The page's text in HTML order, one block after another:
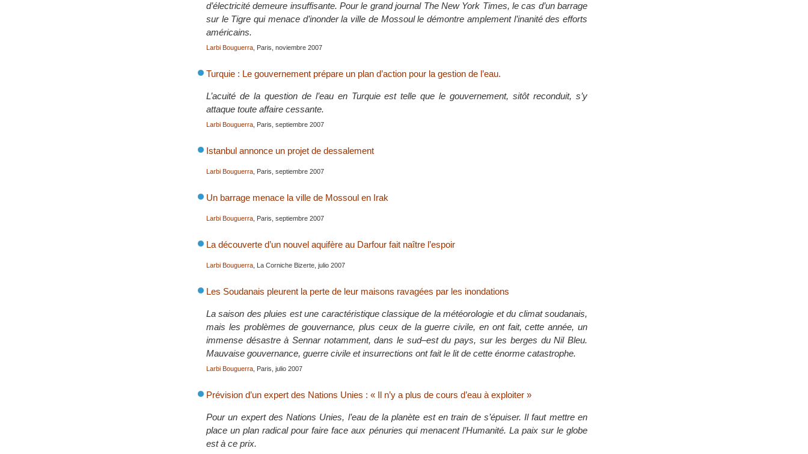
d’électricité demeure insuffisante. Pour le grand journal The New York Times, le cas d’un barrage
sur le Tigre qui menace d’inonder la ville de Mossoul le démontre amplement l’inanité des efforts
américains.
Larbi Bouguerra , Paris, noviembre 2007
Turquie : Le gouvernement prépare un plan d’action pour la gestion de l’eau.
L’acuité de la question de l’eau en Turquie est telle que le gouvernement, sitôt reconduit, s’y
attaque toute affaire cessante.
Larbi Bouguerra , Paris, septiembre 2007
Istanbul annonce un projet de dessalement
Larbi Bouguerra , Paris, septiembre 2007
Un barrage menace la ville de Mossoul en Irak
Larbi Bouguerra , Paris, septiembre 2007
La découverte d’un nouvel aquifère au Darfour fait naître l’espoir
Larbi Bouguerra , La Corniche Bizerte, julio 2007
Les Soudanais pleurent la perte de leur maisons ravagées par les inondations
La saison des pluies est une caractéristique classique de la météorologie et du climat soudanais,
mais les problèmes de gouvernance, plus ceux de la guerre civile, en ont fait, cette année, un
immense désastre à Sennar notamment, dans le sud–est du pays, sur les berges du Nil Bleu.
Mauvaise gouvernance, guerre civile et insurrections ont fait le lit de cette énorme catastrophe.
Larbi Bouguerra , Paris, julio 2007
Prévision d’un expert des Nations Unies : « Il n’y a plus de cours d’eau à exploiter »
Pour un expert des Nations Unies, l’eau de la planète est en train de s’épuiser. Il faut mettre en
place un plan radical pour faire face aux pénuries qui menacent l’Humanité. La paix sur le globe
est à ce prix.